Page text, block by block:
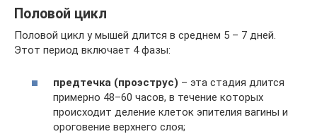
Половой цикл
Половой цикл у мышей длится в среднем 5 – 7 дней.
Этот период включает 4 фазы:
предтечка (проэструс) – эта стадия длится
примерно 48–60 часов, в течение которых
происходит деление клеток эпителия вагины и
ороговение верхнего слоя;